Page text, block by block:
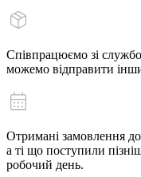
Співпрацюємо зі
можемо відправити
Отримані замовлення
а ті що поступили
робочий день.